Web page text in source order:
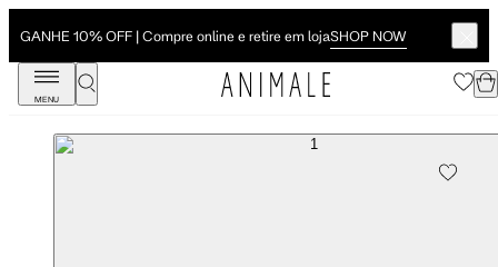
GANHE 10% OFF | Compre online e retire em lojaSHOP NOW
MENU